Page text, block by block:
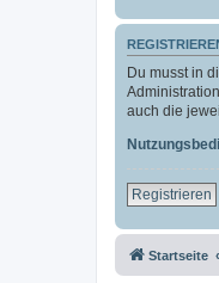
Du musst in
auch die
Registrieren
Startseite